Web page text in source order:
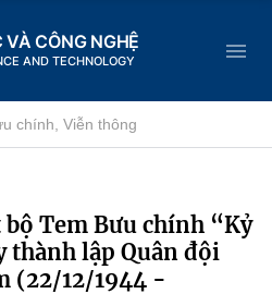
VÀ CÔNG NGHỆ
AND TECHNOLOGY
chính, Viễn thông
Tem Bưu chính “Kỷ
thành lập Quân đội
(22/12/1944 -